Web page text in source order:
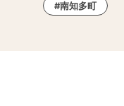
南知多町